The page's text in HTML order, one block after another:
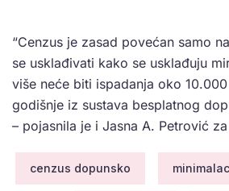
“Cenzus je zasad povećan samo
se usklađivati kako se usklađuju
više neće biti ispadanja oko
godišnje iz sustava besplatnog
– pojasnila je i Jasna A. Petrović za
cenzus dopunsko minimalac